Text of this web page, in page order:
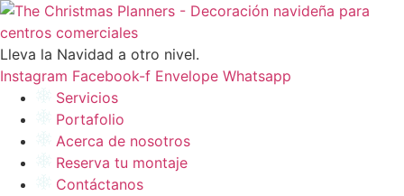
Lleva la Navidad a otro nivel.
Instagram Facebook-f Envelope Whatsapp
Servicios
Portafolio
Acerca de nosotros
Reserva tu montaje
Contáctanos